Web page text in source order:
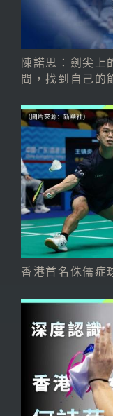
陳諾思：劍尖上
間，找到自己的
香港首名侏儒症